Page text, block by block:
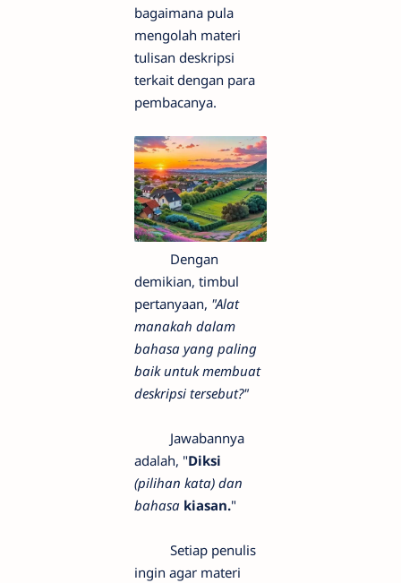
bagaimana pula
mengolah materi
tulisan deskripsi
terkait dengan para
pembacanya.
Dengan
demikian, timbul
pertanyaan, "Alat
manakah dalam
bahasa yang paling
baik untuk membuat
deskripsi tersebut?"
Jawabannya
adalah, "Diksi
(pilihan kata) dan
bahasa kiasan."
Setiap penulis
ingin agar materi